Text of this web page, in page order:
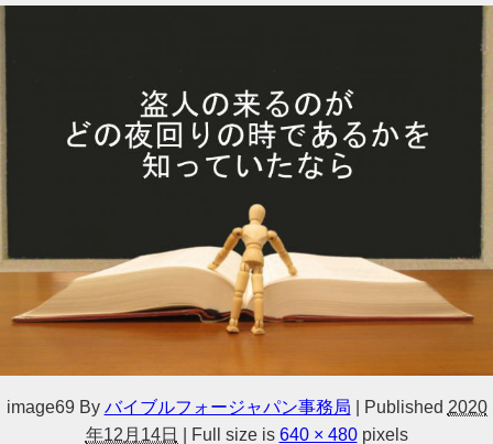
image69 By バイブルフォージャパン事務局 Published 2020
年12月14日
Full size is 640 × 480pixels